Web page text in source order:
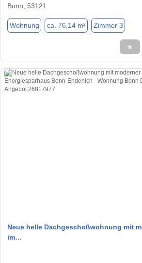
Bonn, 53121
Wohnung ca. 76,14 m² Zimmer 3
★
Neue helle Dachgeschoßwohnung mit
im…